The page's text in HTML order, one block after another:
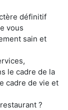
définitif
vous
sain et
le cadre de la
cadre de vie et
?